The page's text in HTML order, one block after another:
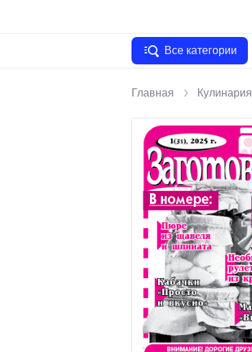
Все категории
Главная Кулинария